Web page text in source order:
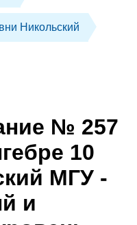
Никольский
№ 257
10
МГУ -
и